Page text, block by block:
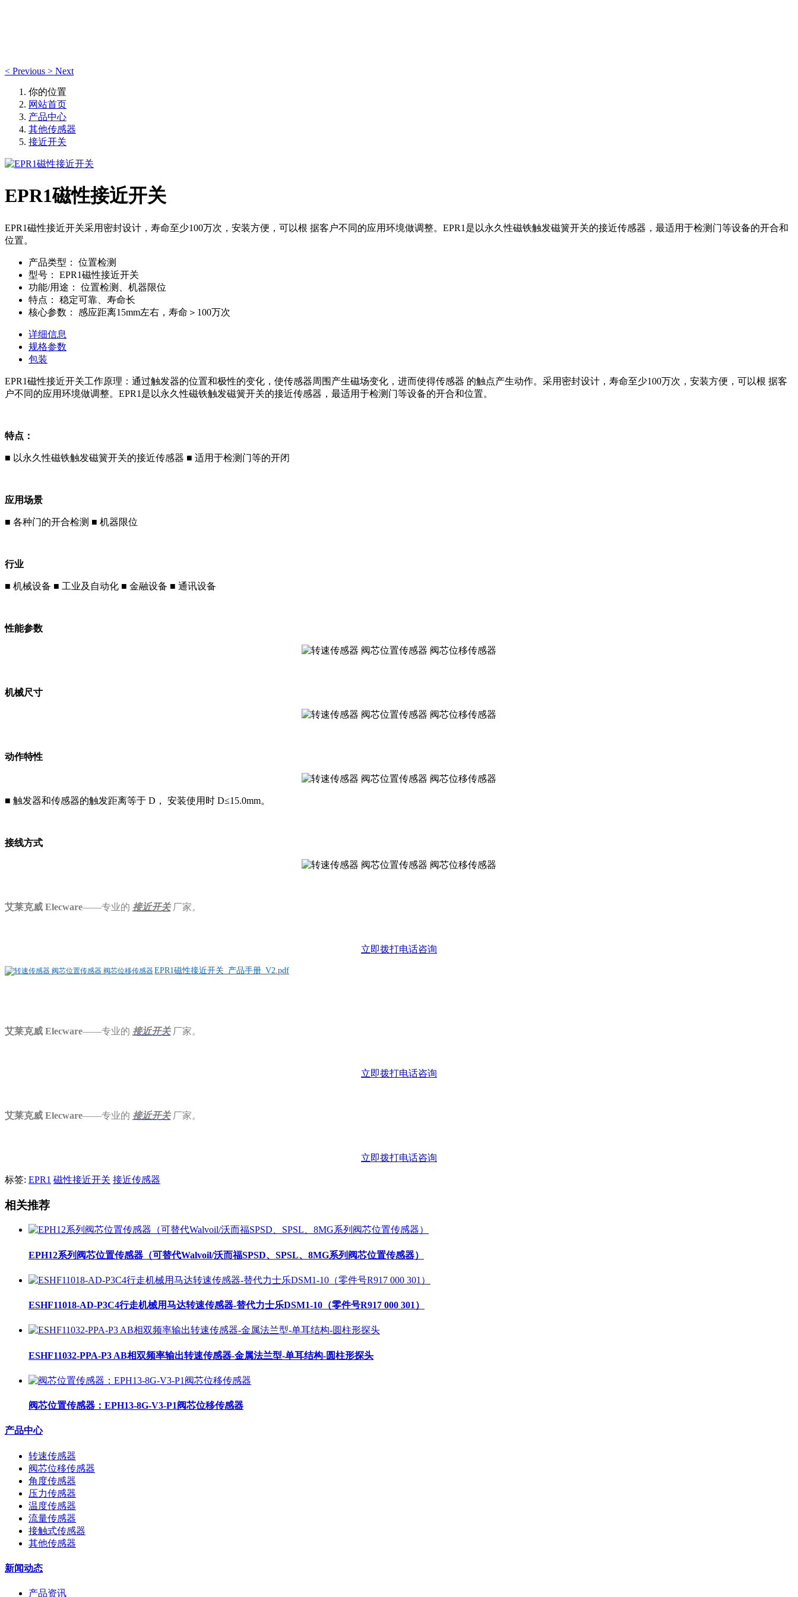
< Previous > Next
你的位置
网站首页
产品中心
其他传感器
接近开关
EPR1磁性接近开关
EPR1磁性接近开关采用密封设计，寿命至少100万次，安装方便，可以根 据客户不同的应用环境做调整。EPR1是以永久性磁铁触发磁簧开关的接近传感器，最适用于检测门等设备的开合和
位置。
产品类型：
位置检测
型号：
EPR1磁性接近开关
功能/用途：
位置检测、机器限位
特点：
稳定可靠、寿命长
核心参数：
感应距离15mm左右，寿命＞100万次
详细信息
规格参数
包装
EPR1磁性接近开关工作原理：通过触发器的位置和极性的变化，使传感器周围产生磁场变化，进而使得传感器 的触点产生动作。采用密封设计，寿命至少100万次，安装方便，可以根 据客
户不同的应用环境做调整。EPR1是以永久性磁铁触发磁簧开关的接近传感器，最适用于检测门等设备的开合和位置。
特点：
■ 以永久性磁铁触发磁簧开关的接近传感器 ■ 适用于检测门等的开闭
应用场景
■ 各种门的开合检测 ■ 机器限位
行业
■ 机械设备 ■ 工业及自动化 ■ 金融设备 ■ 通讯设备
性能参数
机械尺寸
动作特性
■ 触发器和传感器的触发距离等于 D， 安装使用时 D≤15.0mm。
接线方式
艾莱克威 Elecware——专业的 接近开关 厂家。
立即拨打电话咨询
EPR1磁性接近开关_产品手册_V2.pdf
艾莱克威 Elecware——专业的 接近开关 厂家。
立即拨打电话咨询
艾莱克威 Elecware——专业的 接近开关 厂家。
立即拨打电话咨询
标签: EPR1 磁性接近开关 接近传感器
相关推荐
EPH12系列阀芯位置传感器（可替代Walvoil/沃而福SPSD、SPSL、8MG系列阀芯位置传感器）
ESHF11018-AD-P3C4行走机械用马达转速传感器-替代力士乐DSM1-10（零件号R917 000 301）
ESHF11032-PPA-P3 AB相双频率输出转速传感器-金属法兰型-单耳结构-圆柱形探头
阀芯位置传感器：EPH13-8G-V3-P1阀芯位移传感器
产品中心
转速传感器
阀芯位移传感器
角度传感器
压力传感器
温度传感器
流量传感器
接触式传感器
其他传感器
新闻动态
产品资讯